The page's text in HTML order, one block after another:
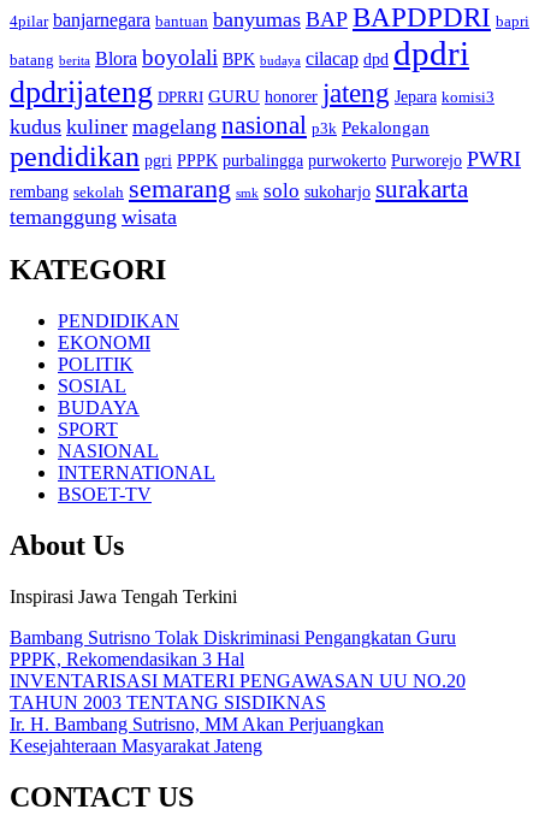
4pilar banjarnegara bantuan banyumas BAP BAPDPDRI bapri
batang berita Blora boyolali BPK budaya cilacap dpd dpdri
dpdrijateng DPRRI GURU honorer jateng Jepara komisi3
kudus kuliner magelang nasional p3k Pekalongan
pendidikan pgri PPPK purbalingga purwokerto Purworejo PWRI
rembang sekolah semarang smk solo sukoharjo surakarta
temanggung wisata
KATEGORI
PENDIDIKAN
EKONOMI
POLITIK
SOSIAL
BUDAYA
SPORT
NASIONAL
INTERNATIONAL
BSOET-TV
About Us
Inspirasi Jawa Tengah Terkini
Bambang Sutrisno Tolak Diskriminasi Pengangkatan Guru
PPPK, Rekomendasikan 3 Hal
INVENTARISASI MATERI PENGAWASAN UU NO.20
TAHUN 2003 TENTANG SISDIKNAS
Ir. H. Bambang Sutrisno, MM Akan Perjuangkan
Kesejahteraan Masyarakat Jateng
CONTACT US